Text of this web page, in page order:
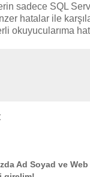
sadece SQL
hatalar ile
okuyucularıma
Ad Soyad ve Web